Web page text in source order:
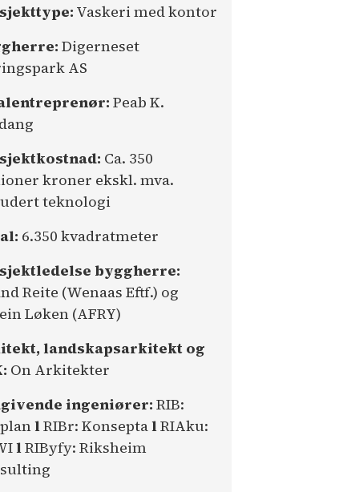
Vaskeri med kontor
Digerneset
AS
Peab K.
Ca. 350
kroner ekskl. mva.
teknologi
6.350 kvadratmeter
byggherre:
Reite (Wenaas Eftf.) og
Løken (AFRY)
landskapsarkitekt og
On Arkitekter
ingeniører: RIB:
lRIBr: KonseptalRIAku:
lRIByfy: Riksheim